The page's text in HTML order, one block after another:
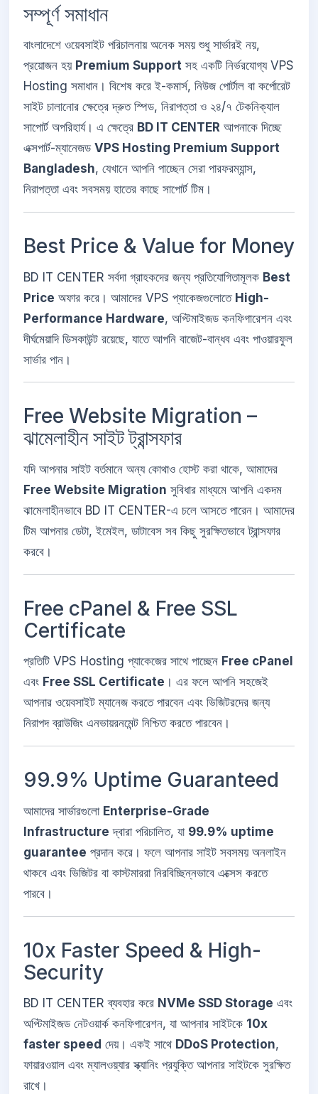
সম্পূর্ণ সমাধান
বাংলাদেশে ওয়েবসাইট পরিচালনায় অনেক সময় শুধু সার্ভারই নয়,
প্রয়োজন হয় Premium Support সহ একটি নির্ভরযোগ্য VPS
Hosting সমাধান। বিশেষ করে ই-কমার্স, নিউজ পোর্টাল বা কর্পোরেট
সাইট চালানোর ক্ষেত্রে দ্রুত স্পিড, নিরাপত্তা ও ২৪/৭ টেকনিক্যাল
সাপোর্ট অপরিহার্য। এ ক্ষেত্রে BD IT CENTER আপনাকে দিচ্ছে
এক্সপার্ট-ম্যানেজড VPS Hosting Premium Support
Bangladesh, যেখানে আপনি পাচ্ছেন সেরা পারফরম্যান্স,
নিরাপত্তা এবং সবসময় হাতের কাছে সাপোর্ট টিম।
Best Price & Value for Money
BD IT CENTER সর্বদা গ্রাহকদের জন্য প্রতিযোগিতামূলক Best
Price অফার করে। আমাদের VPS প্যাকেজগুলোতে High-
Performance Hardware, অপ্টিমাইজড কনফিগারেশন এবং
দীর্ঘমেয়াদি ডিসকাউন্ট রয়েছে, যাতে আপনি বাজেট-বান্ধব এবং পাওয়ারফুল
সার্ভার পান।
Free Website Migration –
ঝামেলাহীন সাইট ট্রান্সফার
যদি আপনার সাইট বর্তমানে অন্য কোথাও হোস্ট করা থাকে, আমাদের
Free Website Migration সুবিধার মাধ্যমে আপনি একদম
ঝামেলাহীনভাবে BD IT CENTER-এ চলে আসতে পারেন। আমাদের
টিম আপনার ডেটা, ইমেইল, ডাটাবেস সব কিছু সুরক্ষিতভাবে ট্রান্সফার
করবে।
Free cPanel & Free SSL
Certificate
প্রতিটি VPS Hosting প্যাকেজের সাথে পাচ্ছেন Free cPanel
এবং Free SSL Certificate । এর ফলে আপনি সহজেই
আপনার ওয়েবসাইট ম্যানেজ করতে পারবেন এবং ভিজিটরদের জন্য
নিরাপদ ব্রাউজিং এনভায়রনমেন্ট নিশ্চিত করতে পারবেন।
99.9% Uptime Guaranteed
আমাদের সার্ভারগুলো Enterprise-Grade
Infrastructure দ্বারা পরিচালিত, যা 99.9% uptime
guarantee প্রদান করে। ফলে আপনার সাইট সবসময় অনলাইন
থাকবে এবং ভিজিটর বা কাস্টমাররা নিরবিচ্ছিন্নভাবে এক্সেস করতে
পারবে।
10x Faster Speed & High-
Security
BD IT CENTER ব্যবহার করে NVMe SSD Storage এবং
অপ্টিমাইজড নেটওয়ার্ক কনফিগারেশন, যা আপনার সাইটকে 10x
faster speed দেয়। একই সাথে DDoS Protection,
ফায়ারওয়াল এবং ম্যালওয়্যার স্ক্যানিং প্রযুক্তি আপনার সাইটকে সুরক্ষিত
রাখে।